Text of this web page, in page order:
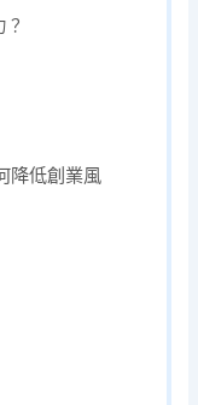
降低創業風